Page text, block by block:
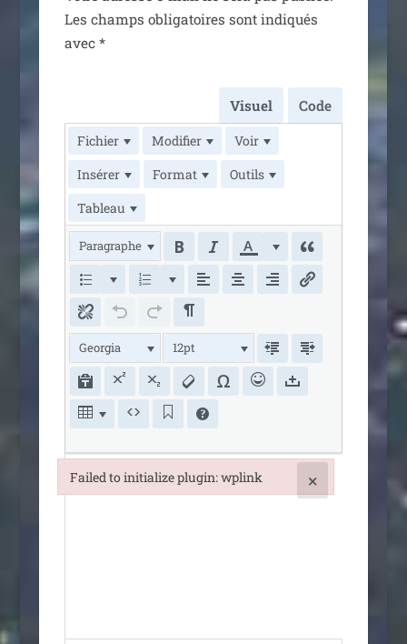
Les champs obli­ga­toires sont indi­qués
avec *
Visuel Code
Fichier Modifier
Voir
Insérer
Format
Outils
Tableau
Paragraphe
Georgia 12pt
Failed to initialize plugin: wplink ×
Failed to initialize plugin: wplink